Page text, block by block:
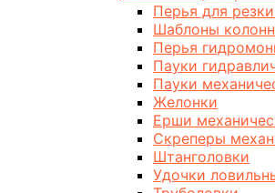
Перья для
Шаблоны
Перья
Пауки
Пауки
Желонки
Ерши
Скреперы
Штанголовки
Удочки